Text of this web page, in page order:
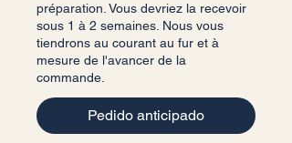
préparation. Vous devriez la recevoir
sous 1 à 2 semaines. Nous vous
tiendrons au courant au fur et à
mesure de l'avancer de la
commande.
Pedido anticipado